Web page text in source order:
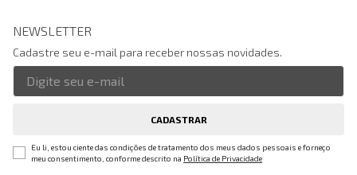
NEWSLETTER
Cadastre seu e-mail para receber nossas novidades.
CADASTRAR
Eu li, estou ciente das condições de tratamento dos meus dados pessoais e forneço
meu consentimento, conforme descrito na Política de Privacidade